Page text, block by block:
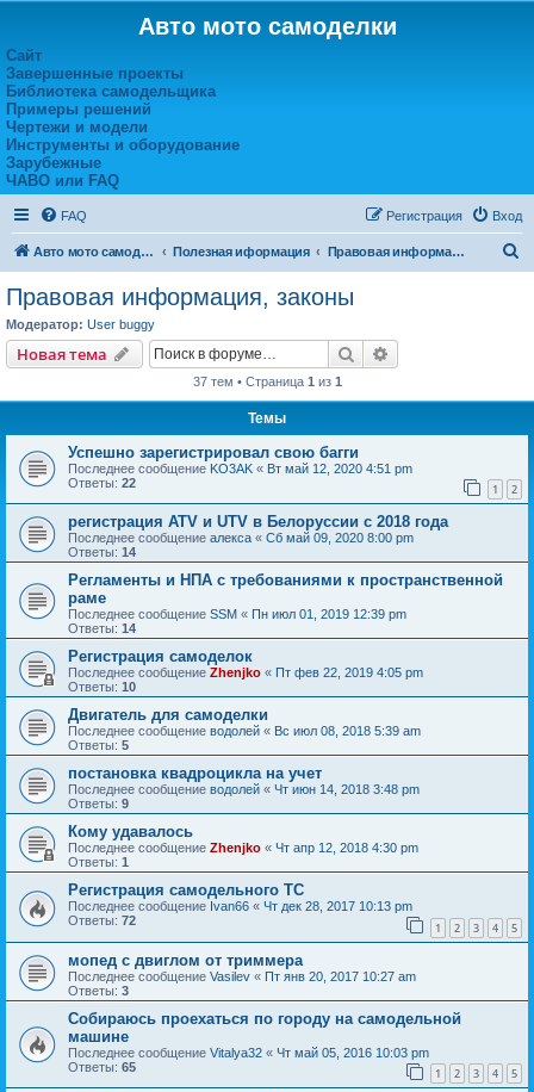
Авто мото самоделки
Сайт
Завершенные проекты
Библиотека самодельщика
Примеры решений
Чертежи и модели
Инструменты и оборудование
Зарубежные
ЧАВО или FAQ
FAQ Вход
Регистрация
Авто мото самоделки Полезная иформация Правовая информация, законы
Правовая информация, законы
Модератор: User buggy
Новая тема Поиск
37 тем • Страница 1 из 1
Темы
Успешно зарегистрировал свою багги
Последнее сообщение KO3AK « Вт май 12, 2020 4:51 pm
Ответы: 22 1 2
регистрация ATV и UTV в Белоруссии с 2018 года
Последнее сообщение алекса « Сб май 09, 2020 8:00 pm
Ответы: 14
Регламенты и НПА с требованиями к пространственной
раме
Последнее сообщение SSM « Пн июл 01, 2019 12:39 pm
Ответы: 14
Регистрация самоделок
Последнее сообщение Zhenjko « Пт фев 22, 2019 4:05 pm
Ответы: 10
Двигатель для самоделки
Последнее сообщение водолей « Вс июл 08, 2018 5:39 am
Ответы: 5
постановка квадроцикла на учет
Последнее сообщение водолей « Чт июн 14, 2018 3:48 pm
Ответы: 9
Кому удавалось
Последнее сообщение Zhenjko « Чт апр 12, 2018 4:30 pm
Ответы: 1
Регистрация самодельного ТС
Последнее сообщение Ivan66 « Чт дек 28, 2017 10:13 pm
Ответы: 72 1 2 3 4 5
мопед с двиглом от триммера
Последнее сообщение Vasilev « Пт янв 20, 2017 10:27 am
Ответы: 3
Собираюсь проехаться по городу на самодельной
машине
Последнее сообщение Vitalya32 « Чт май 05, 2016 10:03 pm
Ответы: 65 1 2 3 4 5